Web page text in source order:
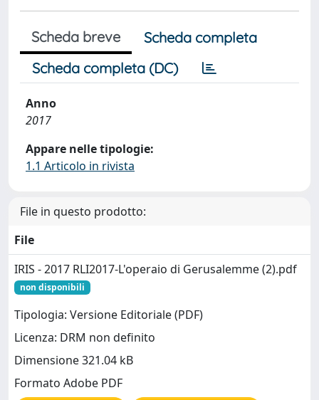
Scheda breve
Scheda completa
Scheda completa (DC)
Anno
2017
Appare nelle tipologie:
1.1 Articolo in rivista
File in questo prodotto:
File
IRIS - 2017 RLI2017-L'operaio di Gerusalemme (2).pdf
non disponibili
Tipologia: Versione Editoriale (PDF)
Licenza: DRM non definito
Dimensione 321.04 kB
Formato Adobe PDF